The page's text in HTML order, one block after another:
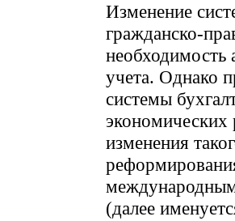
Изменение
гражданско-
необходимость
учета. Однако
системы
изменения
(далее